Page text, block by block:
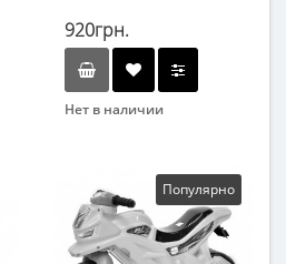
920грн.
Нет в наличии
Возрастная группа
От 1 года
Материал
Популярно